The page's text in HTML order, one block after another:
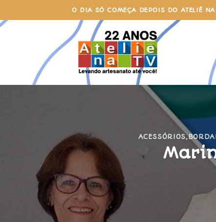
to
content
O DIA SÓ COMEÇA DEPOIS DO ATELIÊ NA
ACESSÓRIOS,